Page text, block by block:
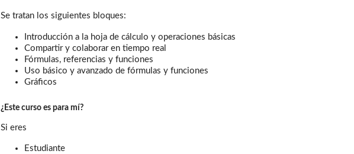
Se tratan los siguientes bloques:
Introducción a la hoja de cálculo y operaciones básicas
Compartir y colaborar en tiempo real
Fórmulas, referencias y funciones
Uso básico y avanzado de fórmulas y funciones
Gráficos
¿Este curso es para mí?
Si eres
Estudiante